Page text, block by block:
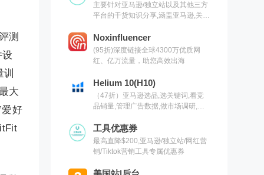
测
大
爱好
主要针对亚马逊/独立站以及其他三方
平台的干货知识分享,涵盖亚马逊,关键
具以及出海干货集锦,欢迎关注
Noxinfluencer
(95折)深度链接全球4300万优质网
红、亿万流量，助您高效出海
Helium 10(H10)
（47折）亚马逊选品,选关键词,看竞
品销量,管理广告数据,做市场调研,有
工具优惠券
最高直降$200,亚马逊/独立站/网红营
销/Tiktok营销工具专属优惠券